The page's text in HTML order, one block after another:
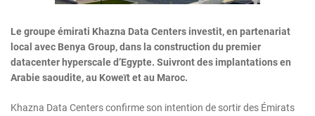
Le groupe émirati Khazna Data Centers investit, en partenariat
local avec Benya Group, dans la construction du premier
datacenter hyperscale d’Egypte. Suivront des implantations en
Arabie saoudite, au Koweït et au Maroc.
Khazna Data Centers confirme son intention de sortir des Émirats